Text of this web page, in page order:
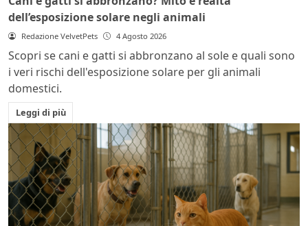
dell’esposizione solare negli animali
Redazione VelvetPets 4 Agosto 2026
Scopri se cani e gatti si abbronzano al sole e quali sono
i veri rischi dell'esposizione solare per gli animali
domestici.
Leggi di più